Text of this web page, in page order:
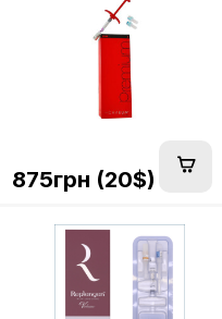
875грн (20$)